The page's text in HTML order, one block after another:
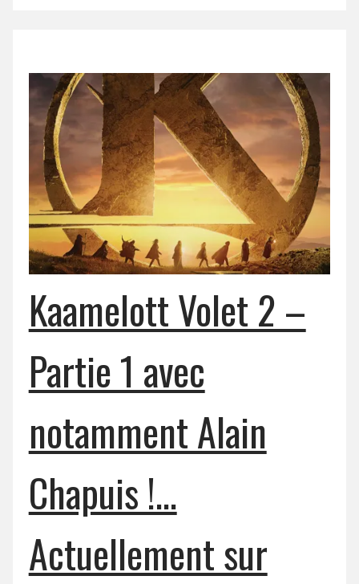
Kaamelott Volet 2 –
Partie 1 avec
notamment Alain
Chapuis !…
Actuellement sur